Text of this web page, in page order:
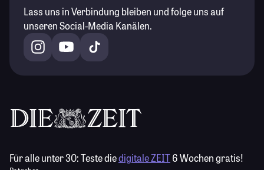
Lass uns in Verbindung bleiben und folge uns auf
unseren Social-Media Kanälen.
Für alle unter 30:Teste diedigitale ZEIT6 Wochen gratis!